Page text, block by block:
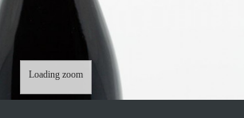
Loading zoom